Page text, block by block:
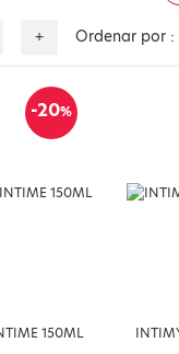
+ Ordenar por :
-20%
150ML